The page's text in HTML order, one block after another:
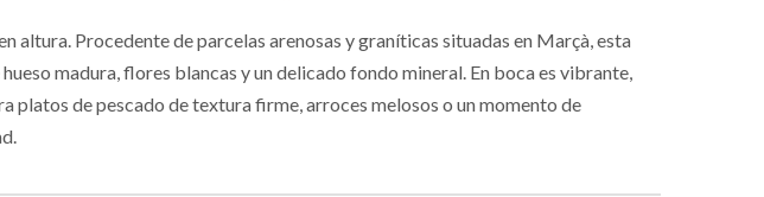
altura. Procedente de parcelas arenosas y graníticas situadas en Marçà, esta
madura, flores blancas y un delicado fondo mineral. En boca es vibrante,
platos de pescado de textura firme, arroces melosos o un momento de